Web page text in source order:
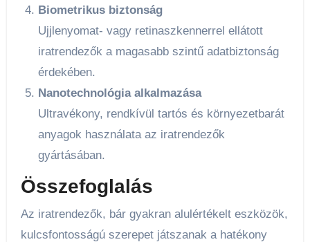
Biometrikus biztonság
Ujjlenyomat- vagy retinaszkennerrel ellátott
iratrendezők a magasabb szintű adatbiztonság
érdekében.
Nanotechnológia alkalmazása
Ultravékony, rendkívül tartós és környezetbarát
anyagok használata az iratrendezők
gyártásában.
Összefoglalás
Az iratrendezők, bár gyakran alulértékelt eszközök,
kulcsfontosságú szerepet játszanak a hatékony